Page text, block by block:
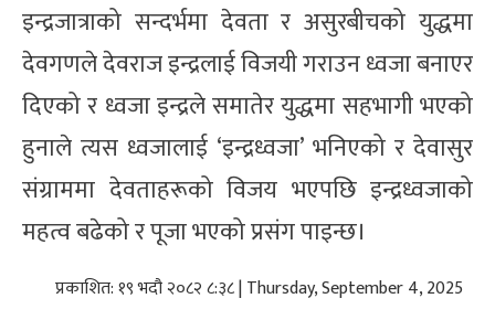
इन्द्रजात्राको सन्दर्भमा देवता र असुरबीचको युद्धमा
देवगणले देवराज इन्द्रलाई विजयी गराउन ध्वजा बनाएर
दिएको र ध्वजा इन्द्रले समातेर युद्धमा सहभागी भएको
हुनाले त्यस ध्वजालाई ‘इन्द्रध्वजा’ भनिएको र देवासुर
संग्राममा देवताहरूको विजय भएपछि इन्द्रध्वजाको
महत्व बढेको र पूजा भएको प्रसंग पाइन्छ।
प्रकाशित: १९ भदौ २०८२ ८:३८ | Thursday, September 4, 2025